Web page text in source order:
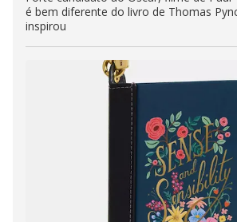
é bem diferente do livro de Thomas
inspirou